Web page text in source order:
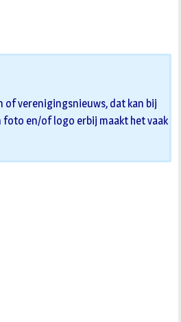
of verenigingsnieuws, dat kan bij
foto en/of logo erbij maakt het vaak